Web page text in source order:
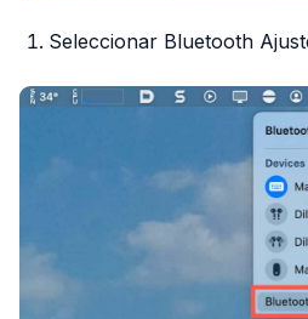
Seleccionar Bluetooth